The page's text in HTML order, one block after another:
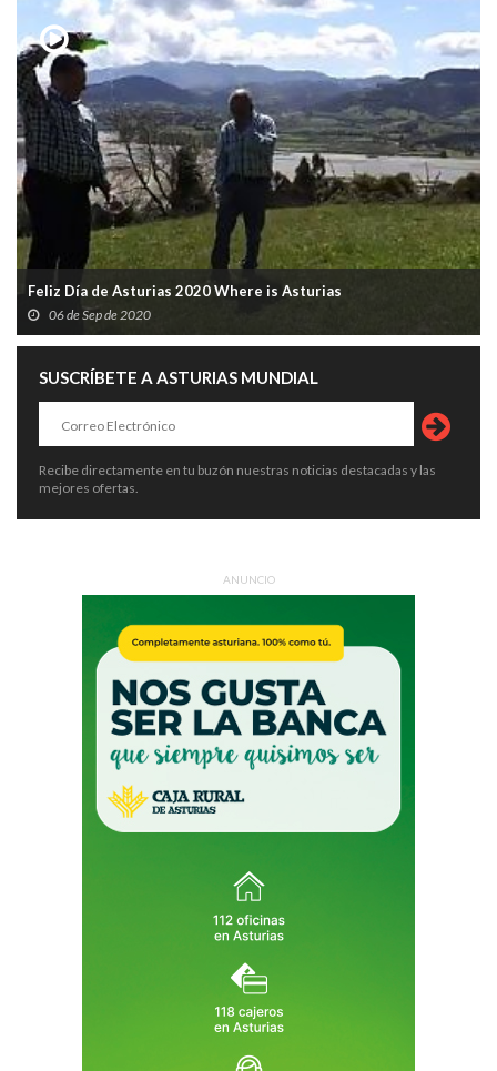
Feliz Día de Asturias 2020 Where is Asturias
06 de Sep de 2020
SUSCRÍBETE A ASTURIAS MUNDIAL
Recibe directamente en tu buzón nuestras noticias destacadas y las
mejores ofertas.
ANUNCIO